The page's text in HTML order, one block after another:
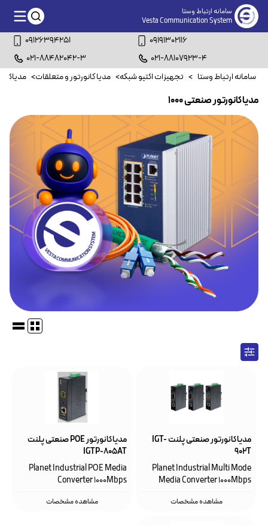
سامانه ارتباط وستا
Vesta Communication System
09126394251
09191302116
021-88482042-3
021-88107923-4
سامانه ارتباط وستا > تجهیزات اکتیو شبکه> مدیا کانورتور و متعلقات>
مدیاکانورتور صنعتی 1000
مدیاکانورتور صنعتی پلنت IGT-
902T
Planet Industrial Multi Mode
Media Converter 1000Mbps
مشاهده مشخصات
مدیاکانورتور POE صنعتی پلنت
IGTP-805AT
Planet Industrial POE Media
Converter 1000Mbps
مشاهده مشخصات